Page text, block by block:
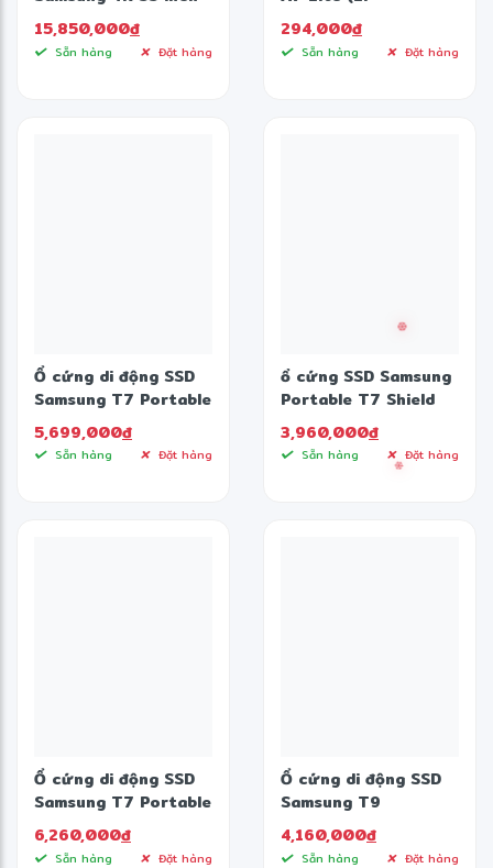
QA55Q60DAKXXV
15,850,000đ
Sẵn hàng Đặt hàng
BT220PJEGWW)
294,000đ
Sẵn hàng Đặt hàng
Ổ cứng di động SSD
Samsung T7 Portable
1TB
5,699,000đ
Sẵn hàng Đặt hàng
ổ cứng SSD Samsung
Portable T7 Shield
Portable 2.5
3,960,000đ
Sẵn hàng Đặt hàng
Ổ cứng di động SSD
Samsung T7 Portable
2TB
6,260,000đ
Sẵn hàng Đặt hàng
Ổ cứng di động SSD
Samsung T9
2000MB/S 1TB
4,160,000đ
Sẵn hàng Đặt hàng